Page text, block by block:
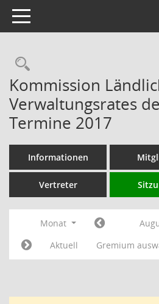
Toggle navigation
Rechercheauswahl
Kommission
Verwaltungsrates
Termine 2017
Informationen
Vertreter
Monat
Aktuell
Gremium